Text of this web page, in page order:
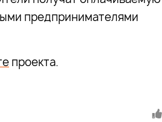
предпринимателями
проекта.